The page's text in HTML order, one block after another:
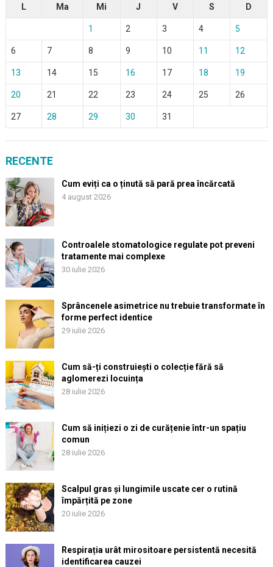
L Ma Mi J V S D
1 2 3 4 5
6 7 8 9 10 11 12
13 14 15 16 17 18 19
20 21 22 23 24 25 26
27 28 29 30 31
RECENTE
Cum eviți ca o ținută să pară prea încărcată
4 august 2026
Controalele stomatologice regulate pot preveni
tratamente mai complexe
30 iulie 2026
Sprâncenele asimetrice nu trebuie transformate în
forme perfect identice
29 iulie 2026
Cum să-ți construiești o colecție fără să
aglomerezi locuința
28 iulie 2026
Cum să inițiezi o zi de curățenie într-un spațiu
comun
28 iulie 2026
Scalpul gras și lungimile uscate cer o rutină
împărțită pe zone
20 iulie 2026
Respirația urât mirositoare persistentă necesită
identificarea cauzei